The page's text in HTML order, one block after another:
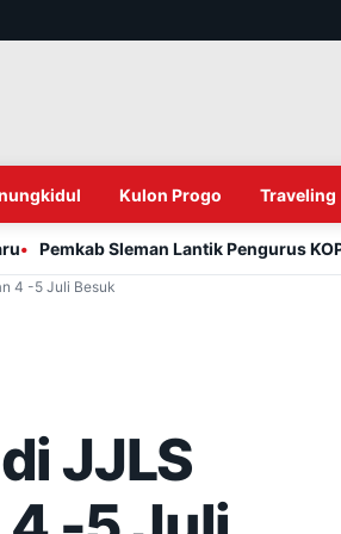
Kulon Progo Traveling
Sleman Lantik Pengurus KOPI TB
4 -5 Juli Besuk
JJLS